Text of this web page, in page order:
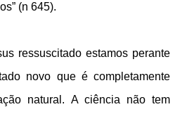
(n 645).
ressuscitado estamos perante
novo que é completamente
natural. A ciência não tem